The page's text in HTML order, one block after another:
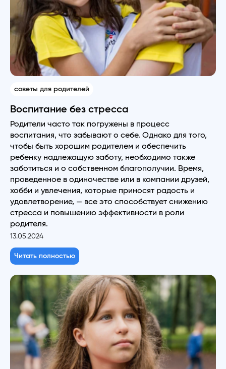
советы для родителей
Воспитание без стресса
Родители часто так погружены в процесс
воспитания, что забывают о себе. Однако для того,
чтобы быть хорошим родителем и обеспечить
ребенку надлежащую заботу, необходимо также
заботиться и о собственном благополучии. Время,
проведенное в одиночестве или в компании друзей,
хобби и увлечения, которые приносят радость и
удовлетворение, — все это способствует снижению
стресса и повышению эффективности в роли
родителя.
13.05.2024
Читать полностью